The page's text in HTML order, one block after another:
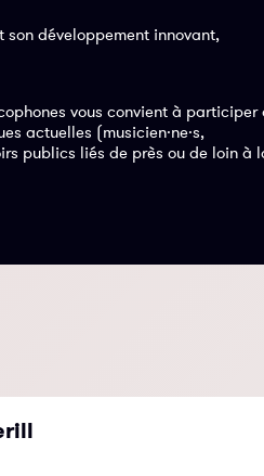
son développement innovant,
vous convient à participer
actuelles (musicien·ne·s,
publics liés de près ou de loin à